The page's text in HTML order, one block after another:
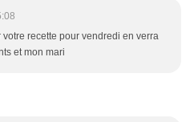
recette pour vendredi en verra
et mon mari